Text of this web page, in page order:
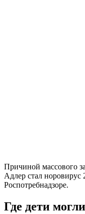
Причиной массового
Адлер стал
Роспотребнадзоре.
Где дети